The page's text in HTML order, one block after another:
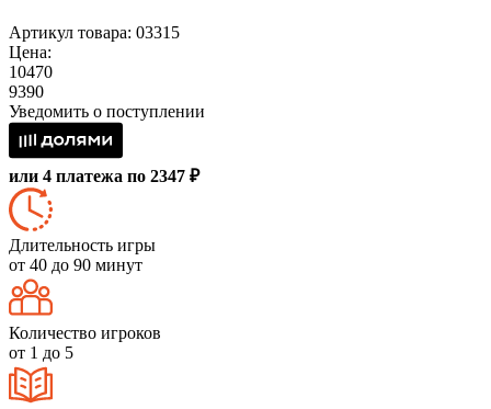
Артикул товара: 03315
Цена:
10470
9390
Уведомить о поступлении
или 4 платежа по 2347 ₽
Длительность игры
от 40 до 90 минут
Количество игроков
от 1 до 5